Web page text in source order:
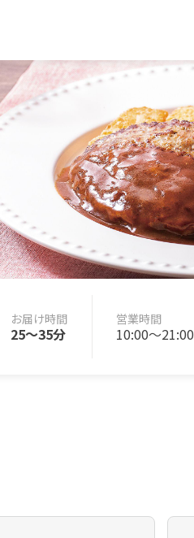
お届け時間
25〜35分
営業時間
10:00〜21:00